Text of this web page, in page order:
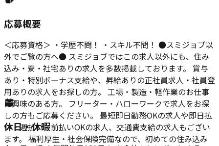
応募概要
＜応募資格＞ ・学歴不問！ ・スキル不問！ ●スミジョブ以
外でご覧の方へ● スミジョブではこの求人以外にも、住み
込み・寮・社宅ありの求人を多数掲載しております。 賞与
あり・特別ボーナス支給や、昇給ありの正社員求人・社員登
用ありの求人をお探しの方。 工場・製造・軽作業のお仕事
に興味のある方。 フリーター・ハローワークで求人をお探
しの方もご応募ください。 最短即日勤務OKの求人や即日払
い・週払い・前払いOKの求人、交通費支給の求人もござい
ます。 福利厚生・社会保険完備なので、初めての住み込み
休日・休暇